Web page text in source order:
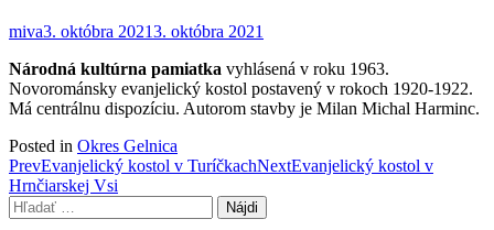
miva3. októbra 20213. októbra 2021
Národná kultúrna pamiatka vyhlásená v roku 1963.
Novorománsky evanjelický kostol postavený v rokoch 1920-1922.
Má centrálnu dispozíciu. Autorom stavby je Milan Michal Harminc.
Posted in Okres Gelnica
Post
navigation
PrevEvanjelický kostol v TuríčkachNextEvanjelický kostol v
Hrnčiarskej Vsi
Hľadať: